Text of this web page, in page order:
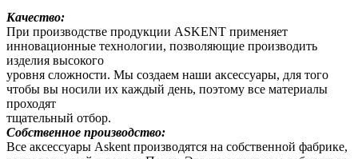
Качество:
При производстве продукции ASKENT применяет
инновационные технологии, позволяющие производить
изделия высокого
уровня сложности. Мы создаем наши аксессуары, для того
чтобы вы носили их каждый день, поэтому все материалы
проходят
тщательный отбор.
Собственное производство:
Все аксессуары Askent производятся на собственной фабрике,